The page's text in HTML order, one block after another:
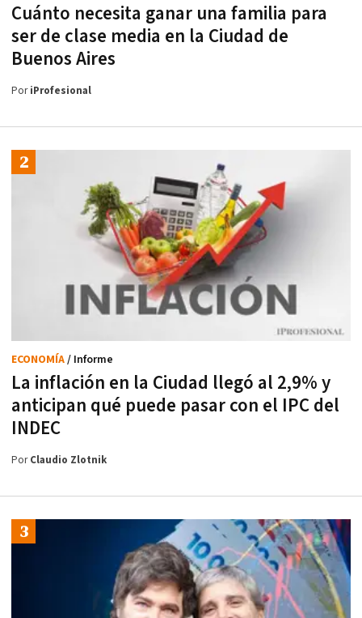
Cuánto necesita ganar una familia para
ser de clase media en la Ciudad de
Buenos Aires
PoriProfesional
La inflación en la Ciudad llegó al 2,9% y
anticipan qué puede pasar con el IPC del
INDEC
ECONOMÍA/ Informe
PorClaudio Zlotnik